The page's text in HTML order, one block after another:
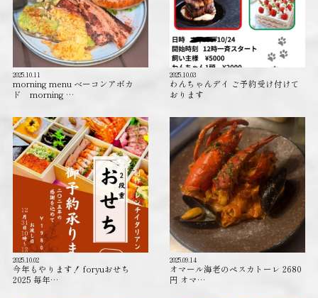
2025.10.11
morning menu ベーコンアボカ
ド morning …
2025.10.03
わんちゃんデイ ご予約受け付けて
おります️
2025.10.02
今年もやります！ foryuおせち
2025 毎年…
2025.09.14
オマール海老のペスカトーレ 2680
円 オマ…